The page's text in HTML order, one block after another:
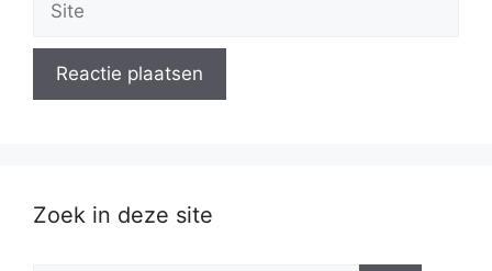
Zoek in deze site